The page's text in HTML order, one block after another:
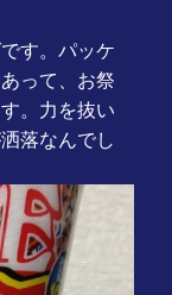
す。パッケ
って、お祭
。力を抜い
落なんでし